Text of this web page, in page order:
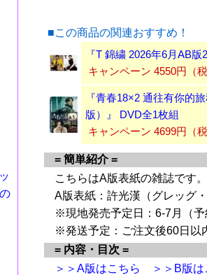
■この商品の関連おすすめ！
『T 錦繍 2026年6月AB
キャンペーン 4550円（
『青春18×2 通往有你的
版）』 DVD全1枚組
キャンペーン 4699円（
= 簡単紹介 =
こちらはA版表紙の雑誌です。
A版表紙：許光漢（グレッグ
※現地発売予定日：6-7月（
※発送予定：ご注文後60日以
= 内容・目次 =
＞＞A版はこちら
＞＞B版